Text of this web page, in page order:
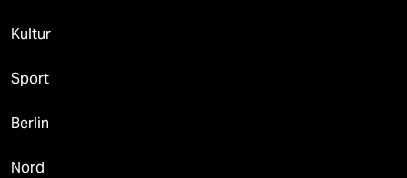
Kultur
Sport
Berlin
Nord